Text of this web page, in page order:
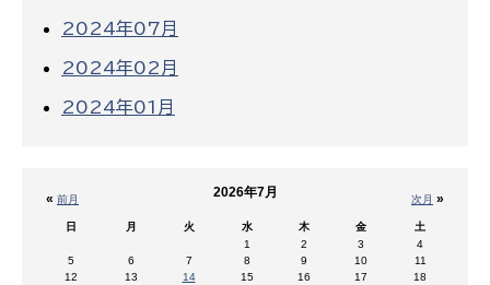
2024年07月
2024年02月
2024年01月
« 前月 次月 »
2026年7月
日 月 火 水 木 金
土
1
2 3
4
5
6 7 8 9 10
11
12
13 14 15 16 17
18